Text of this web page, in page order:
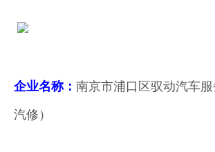
企业名称： 南京市浦口区驭动汽车
汽修）